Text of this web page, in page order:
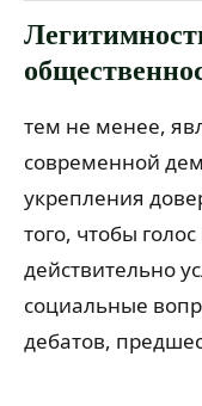
тем не менее,
современной
укрепления
того, чтобы
действительно
социальные
дебатов,